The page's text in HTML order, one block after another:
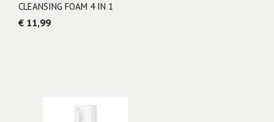
CLEANSING FOAM 4 IN 1
€ 11,99